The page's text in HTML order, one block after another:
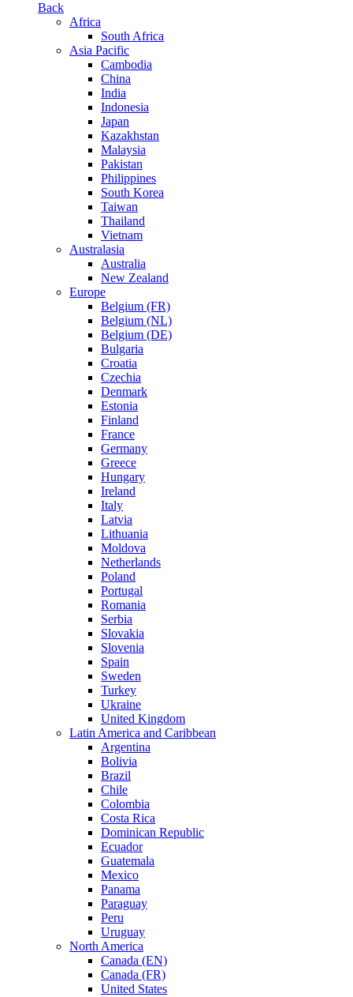
Back
Africa
South Africa
Asia Pacific
Cambodia
China
India
Indonesia
Japan
Kazakhstan
Malaysia
Pakistan
Philippines
South Korea
Taiwan
Thailand
Vietnam
Australasia
Australia
New Zealand
Europe
Belgium (FR)
Belgium (NL)
Belgium (DE)
Bulgaria
Croatia
Czechia
Denmark
Estonia
Finland
France
Germany
Greece
Hungary
Ireland
Italy
Latvia
Lithuania
Moldova
Netherlands
Poland
Portugal
Romania
Serbia
Slovakia
Slovenia
Spain
Sweden
Turkey
Ukraine
United Kingdom
Latin America and Caribbean
Argentina
Bolivia
Brazil
Chile
Colombia
Costa Rica
Dominican Republic
Ecuador
Guatemala
Mexico
Panama
Paraguay
Peru
Uruguay
North America
Canada (EN)
Canada (FR)
United States